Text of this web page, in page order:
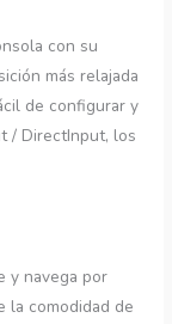
con su
más relajada
de configurar y
/ DirectInput, los
y navega por
la comodidad de